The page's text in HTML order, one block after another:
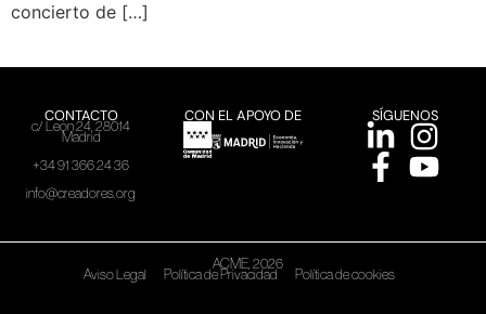
concierto de […]
CONTACTO
c/ León 24, 28014
Madrid
+34 91 366 24 36
info@creadores.org
CON EL APOYO DE SÍGUENOS
ACME, 2026
Aviso Legal Política de Privacidad Política de cookies